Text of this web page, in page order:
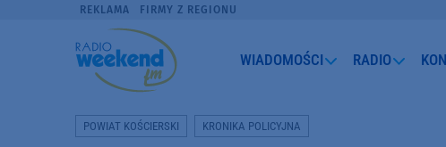
REKLAMA FIRMY Z REGIONU
WIADOMOŚCI RADIO
POWIAT KOŚCIERSKI KRONIKA POLICYJNA